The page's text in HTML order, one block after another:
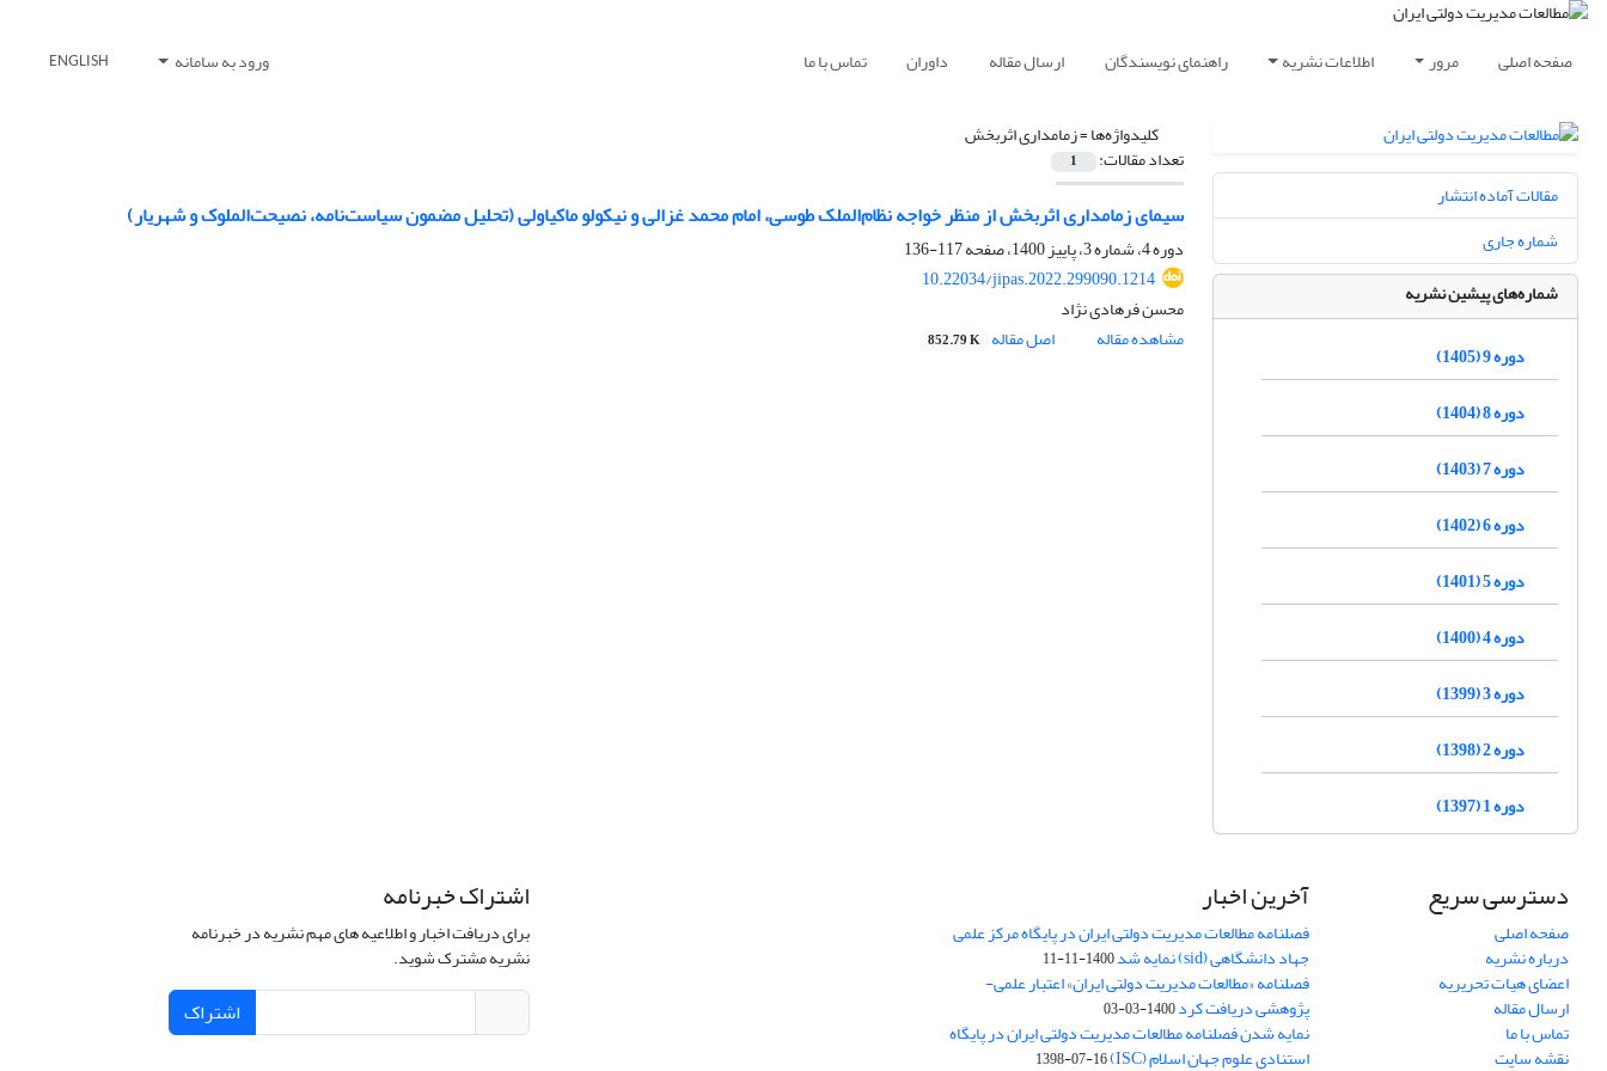
صفحه اصلی مرور اطلاعات نشریه راهنمای نویسندگان ارسال مقاله داوران تماس با ما ورود به سامانه ENGLISH
کلیدواژه‌ها =زمامداری اثربخش
تعداد مقالات: 1
سیمای زمامداری اثربخش از منظر خواجه نظام‌الملک طوسی، امام محمد غزالی و نیکولو ماکیاولی (تحلیل مضمون سیاست‌نامه، نصیحت‌الملوک و شهریار)
دوره 4، شماره 3، پاییز 1400، صفحه
117-136
10.22034/jipas.2022.299090.1214
محسن فرهادی نژاد
مشاهده مقاله
اصل مقاله 852.79 K
مقالات آماده انتشار
شماره جاری
شماره‌های پیشین نشریه
دوره 9 (1405)
دوره 8 (1404)
دوره 7 (1403)
دوره 6 (1402)
دوره 5 (1401)
دوره 4 (1400)
دوره 3 (1399)
دوره 2 (1398)
دوره 1 (1397)
دسترسی سریع
صفحه اصلی
درباره نشریه
اعضای هیات تحریریه
ارسال مقاله
تماس با ما
نقشه سایت
آخرین اخبار
فصلنامه مطالعات مدیریت دولتی ایران در پایگاه مرکز علمی
جهاد دانشگاهی (sid) نمایه شد 1400-11-11
فصلنامه «مطالعات مدیریت دولتی ایران» اعتبار علمی-
پژوهشی دریافت کرد1400-03-03
نمایه شدن فصلنامه مطالعات مدیریت دولتی ایران در پایگاه
استنادی علوم جهان اسلام (ISC) 1398-07-16
اشتراک خبرنامه
برای دریافت اخبار و اطلاعیه های مهم نشریه در خبرنامه
نشریه مشترک شوید.
اشتراک